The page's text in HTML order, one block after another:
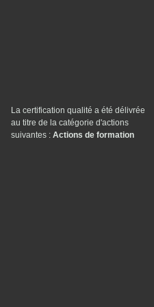
La certification qualité a été délivrée
au titre de la catégorie d'actions
suivantes : Actions de formation